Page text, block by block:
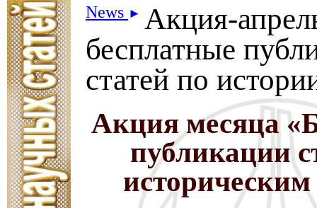
News ► Акция-
бесплатные
статей по
Акция месяца
публикации